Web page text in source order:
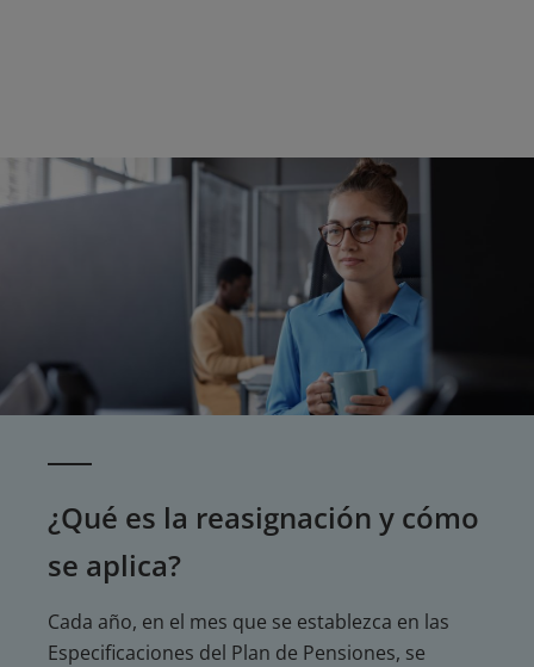
¿Qué es la reasignación y cómo
se aplica?
Cada año, en el mes que se establezca en las
Especificaciones del Plan de Pensiones, se